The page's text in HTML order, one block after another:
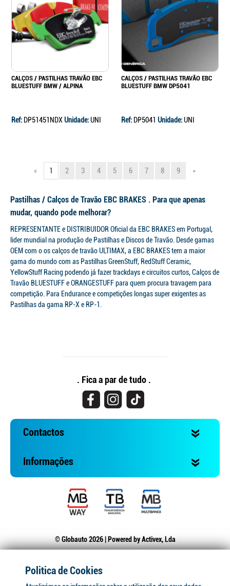
CALÇOS / PASTILHAS TRAVÃO EBC
BLUESTUFF BMW / ALPINA
Ref: DP51451NDXUnidade:UNI
CALÇOS / PASTILHAS TRAVÃO EBC
BLUESTUFF BMW DP5041
Ref: DP5041 Unidade:UNI
« 1 2 3 4 5 6 7 8 9 »
Pastilhas / Calços de Travão EBC BRAKES . Para que apenas
mudar, quando pode melhorar?
REPRESENTANTE e DISTRIBUIDOR Oficial da EBC BRAKES em Portugal,
lider mundial na produção de Pastilhas e Discos de Travão. Desde gamas
OEM com o os calços de travão ULTIMAX, a EBC BRAKES tem a maior
gama do mundo com as Pastilhas GreenStuff, RedStuff Ceramic,
YellowStuff Racing podendo já fazer trackdays e circuitos curtos, Calços de
Travão BLUESTUFF e ORANGESTUFF para quem procura travagem para
competição. Para Endurance e competições longas super exigentes as
Pastilhas da gama RP-X e RP-1.
. Fica a par de tudo .
Contactos
Informações
© Globauto 2026 | Powered byActivex, Lda
Politica de Cookies